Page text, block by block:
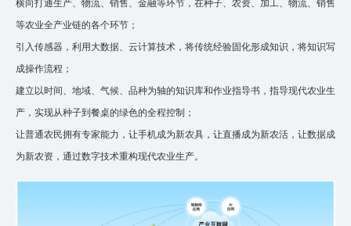
横向打通生产、物流、销售、金融等环节，在种子、农资、加工、物流、销售
等农业全产业链的各个环节；
引入传感器，利用大数据、云计算技术，将传统经验固化形成知识，将知识写
成操作流程；
建立以时间、地域、气候、品种为轴的知识库和作业指导书，指导现代农业生
产，实现从种子到餐桌的绿色的全程控制；
让普通农民拥有专家能力，让手机成为新农具，让直播成为新农活，让数据成
为新农资，通过数字技术重构现代农业生产。